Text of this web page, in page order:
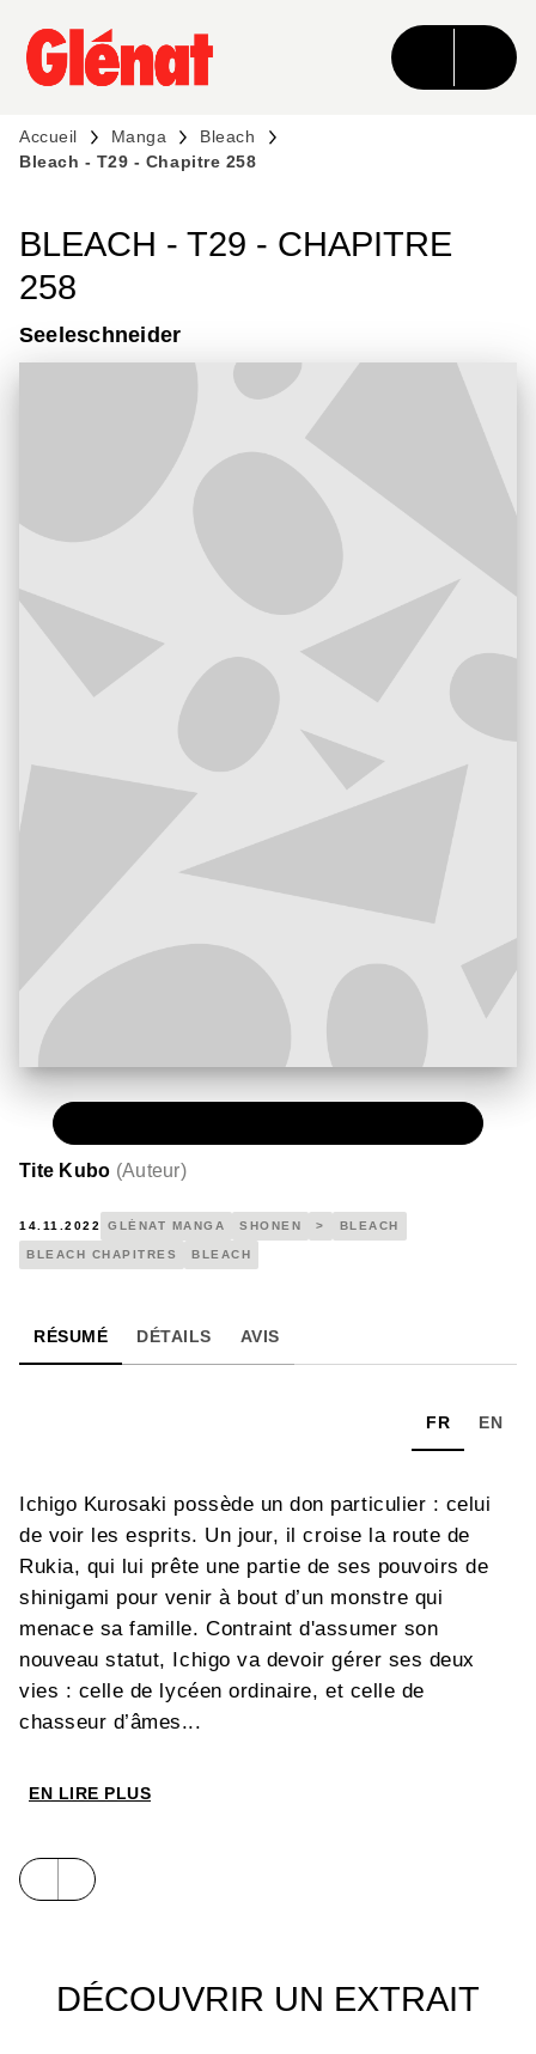
MENU RECHERCHE CONTENU
PIED DE PAGE
Accueil Manga
Bleach
Bleach - T29 - Chapitre 258
BLEACH - T29 - CHAPITRE
258
Seeleschneider
Tite Kubo (Auteur)
14.11.2022 GLÉNAT MANGA SHONEN > BLEACH
BLEACH CHAPITRES BLEACH
RÉSUMÉ DÉTAILS AVIS
FR EN
Ichigo Kurosaki possède un don particulier : celui
de voir les esprits. Un jour, il croise la route de
Rukia, qui lui prête une partie de ses pouvoirs de
shinigami pour venir à bout d’un monstre qui
menace sa famille. Contraint d'assumer son
nouveau statut, Ichigo va devoir gérer ses deux
vies : celle de lycéen ordinaire, et celle de
chasseur d’âmes...
EN LIRE PLUS
DÉCOUVRIR UN EXTRAIT